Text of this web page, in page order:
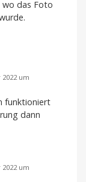
wo das Foto
um
funktioniert
dann
um